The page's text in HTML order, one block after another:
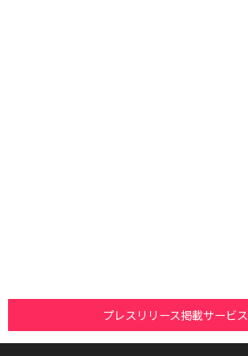
プレスリリース掲載サービス